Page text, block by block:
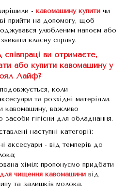
- кавомашину купити чи
прийти на допомогу, щоб
улюбленим напоєм або
власну справу.
співпраці ви отримаєте,
або купити кавомашину у
Лайф?
коли
та розхідні матеріали.
кавомашину, важливо
засоби гігієни для обладнання.
наступні категорії:
аксесуари - від темперів до
хімія: пропонуємо придбати
чищення кавомашини від
та залишків молока.